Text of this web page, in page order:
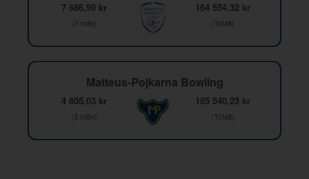
7 686,99 kr
(3 mån)
164 554,32 kr
(Totalt)
Matteus-Pojkarna Bowling
4 805,03 kr
(3 mån)
185 540,23 kr
(Totalt)